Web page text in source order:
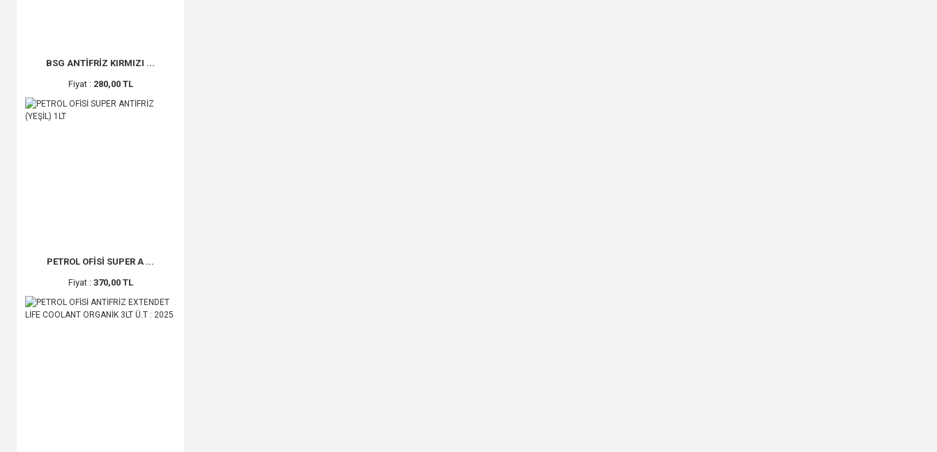
BSG ANTİFRİZ KIRMIZI ...
Fiyat : 280,00 TL
PETROL OFİSİ SUPER A ...
Fiyat : 370,00 TL